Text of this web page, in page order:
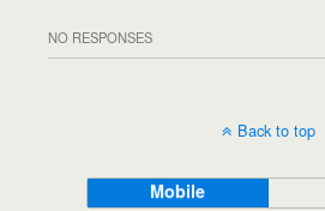
NO RESPONSES
Back to top
Mobile